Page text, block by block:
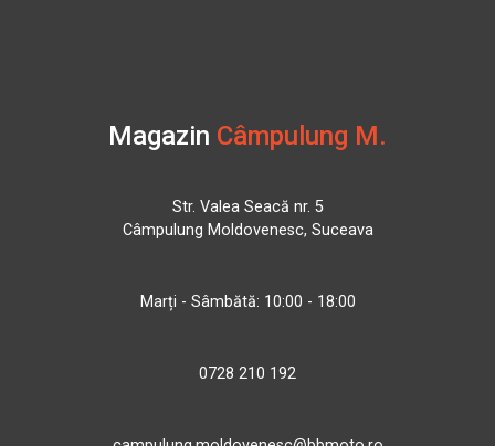
Magazin Câmpulung M.
Str. Valea Seacă nr. 5
Câmpulung Moldovenesc, Suceava
Marți - Sâmbătă: 10:00 - 18:00
0728 210 192